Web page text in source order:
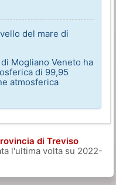
del mare di
Mogliano Veneto ha
di 99,95
atmosferica
di Treviso
l'ultima volta su 2022-